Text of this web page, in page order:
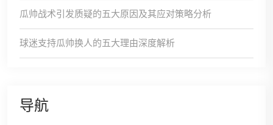
瓜帅战术引发质疑的五大原因及其应对策略分析
球迷支持瓜帅换人的五大理由深度解析
导航